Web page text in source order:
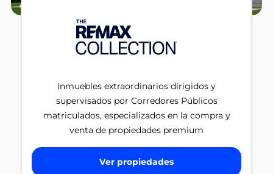
Inmuebles extraordinarios dirigidos y
supervisados por Corredores Públicos
matriculados, especializados en la compra y
venta de propiedades premium
Ver propiedades